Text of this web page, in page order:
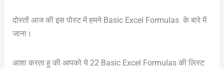
दोस्तों आज की इस पोस्ट में हमने Basic Excel Formulas के बारे में
जाना।
आशा करता हु की आपको ये 22 Basic Excel Formulas की लिस्ट